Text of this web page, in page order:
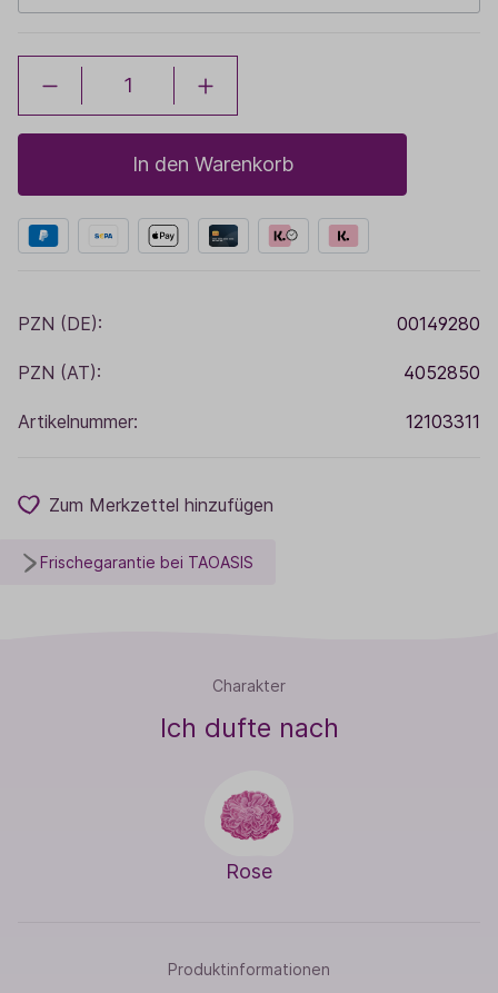
In den Warenkorb
PZN (DE): 00149280
PZN (AT): 4052850
Artikelnummer: 12103311
Zum Merkzettel hinzufügen
Frischegarantie bei TAOASIS
Charakter
Ich dufte nach
Rose
Produktinformationen